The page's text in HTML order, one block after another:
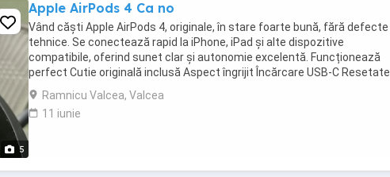
5
Apple AirPods 4 Ca no
Vând căști Apple AirPods 4, originale, în stare foarte bună, fără defecte
tehnice. Se conectează rapid la iPhone, iPad și alte dispozitive
compatibile, oferind sunet clar și autonomie excelentă. Funcționează
perfect Cutie originală inclusă Aspect îngrijit Încărcare USB-C Resetate
și pregătite ...
Ramnicu Valcea, Valcea
11 iunie